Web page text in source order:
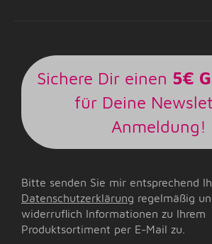
Sichere Dir einen 5€
für Deine
Anmeldung!
Bitte senden Sie mir entsprechend
Datenschutzerklärung regelmäßig
widerruflich Informationen zu Ihrem
Produktsortiment per E-Mail zu.